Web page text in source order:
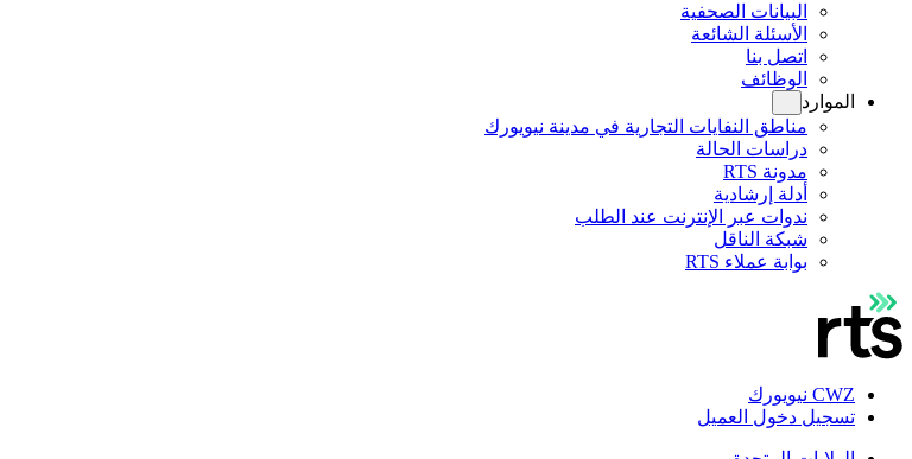
البيانات الصحفية
الأسئلة الشائعة
اتصل بنا
الوظائف
الموارد
مناطق النفايات التجارية في مدينة نيويورك
دراسات الحالة
مدونة RTS
أدلة إرشادية
ندوات عبر الإنترنت عند الطلب
شبكة الناقل
بوابة عملاء RTS
CWZ نيويورك
تسجيل دخول العميل